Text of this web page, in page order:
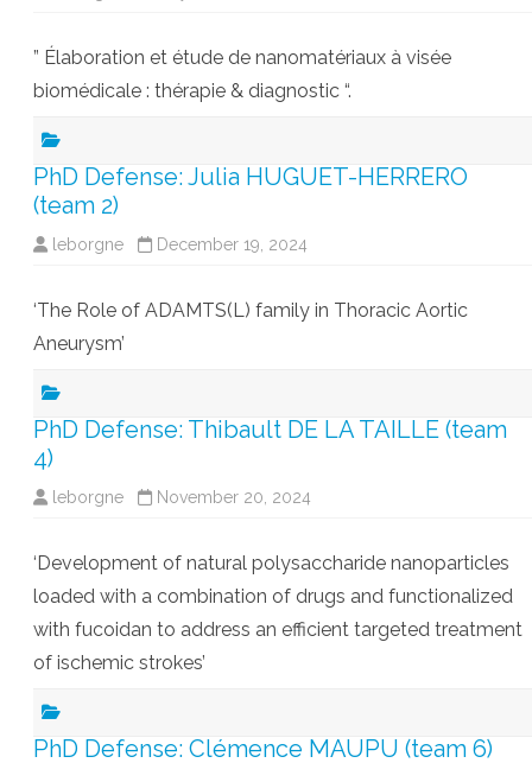
” Élaboration et étude de nanomatériaux à visée
biomédicale : thérapie & diagnostic “.
PhD Defense: Julia HUGUET-HERRERO
(team 2)
leborgne December 19, 2024
‘The Role of ADAMTS(L) family in Thoracic Aortic
Aneurysm’
PhD Defense: Thibault DE LA TAILLE (team
4)
leborgne November 20, 2024
‘Development of natural polysaccharide nanoparticles
loaded with a combination of drugs and functionalized
with fucoidan to address an efficient targeted treatment
of ischemic strokes’
PhD Defense: Clémence MAUPU (team 6)